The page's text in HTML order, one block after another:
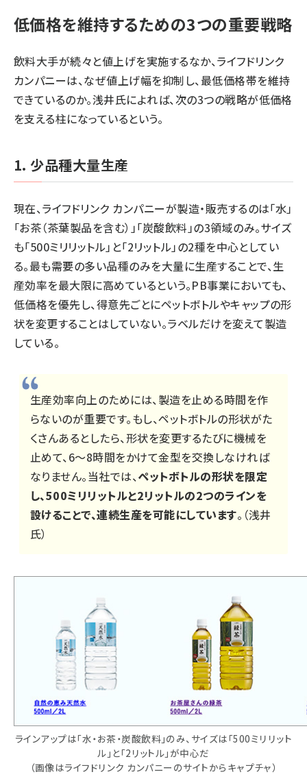
低価格を維持するための3つの重要戦略
飲料大手が続々と値上げを実施するなか、ライフドリンク
カンパニーは、なぜ値上げ幅を抑制し、最低価格帯を維持
できているのか。浅井氏によれば、次の3つの戦略が低価格
を支える柱になっているという。
1. 少品種大量生産
現在、ライフドリンク カンパニーが製造・販売するのは「水」
「お茶（茶葉製品を含む）」「炭酸飲料」の3領域のみ。サイズ
も「500ミリリットル」と「2リットル」の2種を中心としてい
る。最も需要の多い品種のみを大量に生産することで、生
産効率を最大限に高めているという。PB事業においても、
低価格を優先し、得意先ごとにペットボトルやキャップの形
状を変更することはしていない。ラベルだけを変えて製造
している。
生産効率向上のためには、製造を止める時間を作
らないのが重要です。もし、ペットボトルの形状がた
くさんあるとしたら、形状を変更するたびに機械を
止めて、6～8時間をかけて金型を交換しなければ
なりません。当社では、ペットボトルの形状を限定
し、500ミリリットルと2リットルの2つのラインを
設けることで、連続生産を可能にしています。（浅井
氏）
ラインアップは「水・お茶・炭酸飲料」のみ、サイズは「500ミリリット
ル」と「2リットル」が中心だ
（画像はライフドリンク カンパニーのサイトからキャプチャ）